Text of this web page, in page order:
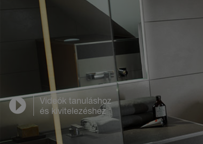
Videók tanuláshoz
és kivitelezéshez